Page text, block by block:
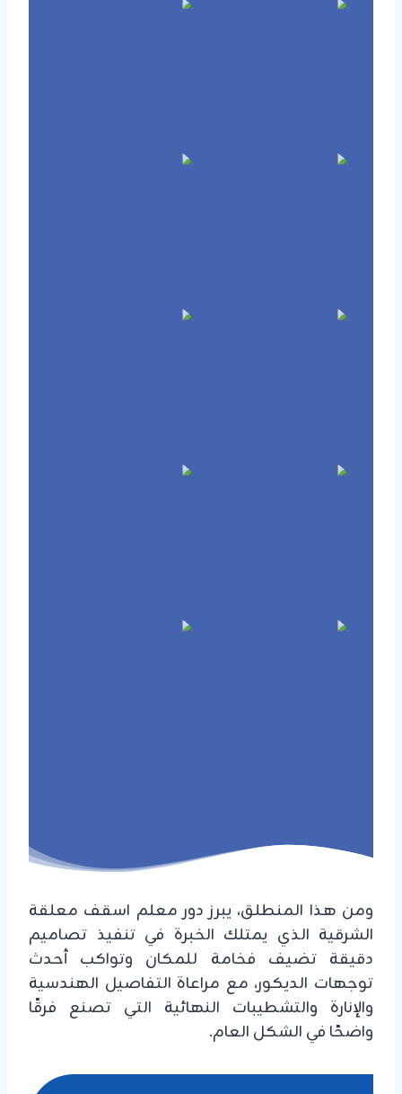
ومن هذا المنطلق، يبرز دور معلم اسقف معلقة
الشرقية الذي يمتلك الخبرة في تنفيذ تصاميم
دقيقة تضيف فخامة للمكان وتواكب أحدث
توجهات الديكور، مع مراعاة التفاصيل الهندسية
والإنارة والتشطيبات النهائية التي تصنع فرقًا
واضحًا في الشكل العام.